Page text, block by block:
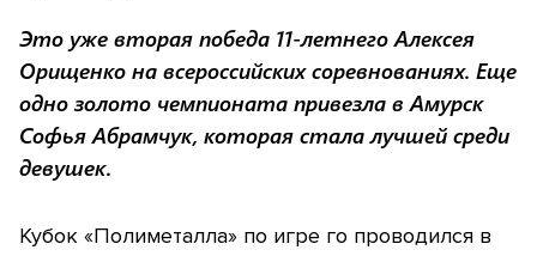
Это уже вторая победа 11-летнего Алексея
Орищенко на всероссийских соревнованиях. Еще
одно золото чемпионата привезла в Амурск
Софья Абрамчук, которая стала лучшей среди
девушек.
Кубок «Полиметалла» по игре го проводился в